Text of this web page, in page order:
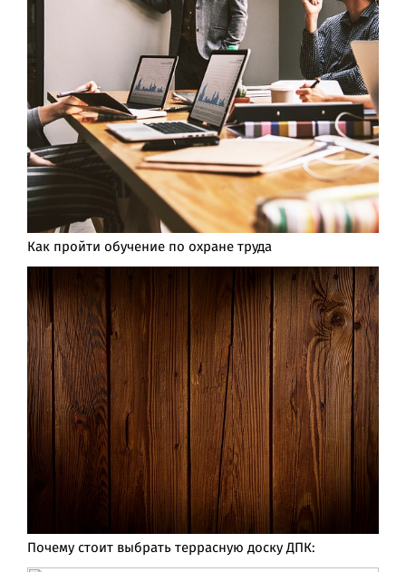
Как пройти обучение по охране труда
Почему стоит выбрать террасную доску ДПК: